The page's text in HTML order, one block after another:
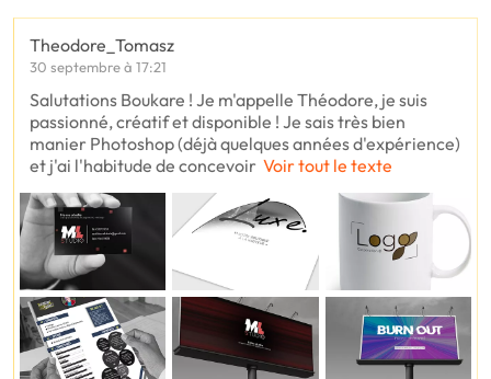
Theodore_Tomasz
30 septembre à 17:21
Salutations Boukare ! Je m'appelle Théodore, je suis
passionné, créatif et disponible ! Je sais très bien
manier Photoshop (déjà quelques années d'expérience)
et j'ai l'habitude de concevoir Voir tout le texte